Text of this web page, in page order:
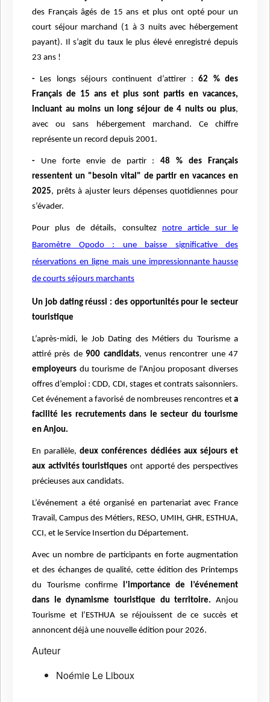
des Français âgés de 15 ans et plus ont opté pour un
court séjour marchand (1 à 3 nuits avec hébergement
payant). Il s’agit du taux le plus élevé enregistré depuis
23 ans !
- Les longs séjours continuent d’attirer :62 % des
Français de 15 ans et plus sont partis en vacances,
incluant au moins un long séjour de 4 nuits ou plus,
avec ou sans hébergement marchand. Ce chiffre
représente un record depuis 2001.
- Une forte envie de partir :48 % des Français
ressentent un "besoin vital" de partir en vacances en
2025, prêts à ajuster leurs dépenses quotidiennes pour
s’évader.
Pour plus de détails, consultez notre article sur le
Baromètre Opodo : une baisse significative des
réservations en ligne mais une impressionnante hausse
de courts séjours marchants
Un job dating réussi : des opportunités pour le secteur
touristique
L’après-midi, le Job Dating des Métiers du Tourisme a
attiré près de900 candidats, venus rencontrer une 47
employeurs du tourisme de l'Anjou proposant diverses
offres d’emploi : CDD, CDI, stages et contrats saisonniers.
Cet événement a favorisé de nombreuses rencontres et a
facilité les recrutements dans le secteur du tourisme
en Anjou.
En parallèle,deux conférences dédiées aux séjours et
aux activités touristiques ont apporté des perspectives
précieuses aux candidats.
L’événement a été organisé en partenariat avec France
Travail, Campus des Métiers, RESO, UMIH, GHR, ESTHUA,
CCI, et le Service Insertion du Département.
Avec un nombre de participants en forte augmentation
et des échanges de qualité, cette édition des Printemps
du Tourisme confirme l’importance de l’événement
dans le dynamisme touristique du territoire. Anjou
Tourisme et l’ESTHUA se réjouissent de ce succès et
annoncent déjà une nouvelle édition pour 2026.
Auteur
Noémie Le Liboux